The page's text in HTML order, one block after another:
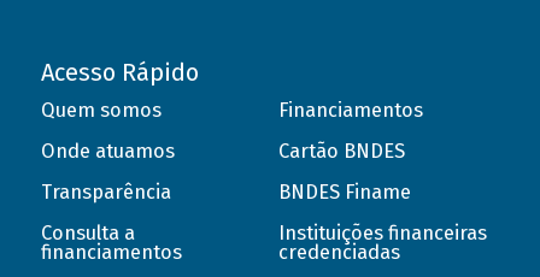
Acesso Rápido
Quem somos
Onde atuamos
Transparência
Consulta a
financiamentos
Financiamentos
Cartão BNDES
BNDES Finame
Instituições financeiras
credenciadas